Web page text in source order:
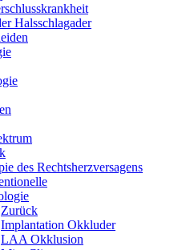
Halsschlagader
des Rechtsherzversagens
Zurück
Implantation Okkluder
LAA Okklusion